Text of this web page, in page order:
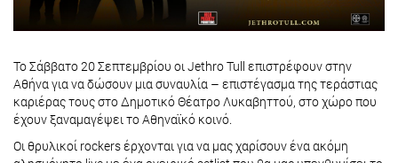
Το Σάββατο 20 Σεπτεμβρίου οι Jethro Tull επιστρέφουν στην
Αθήνα για να δώσουν μια συναυλία – επιστέγασμα της τεράστιας
καριέρας τους στο Δημοτικό Θέατρο Λυκαβηττού, στο χώρο που
έχουν ξαναμαγέψει το Αθηναϊκό κοινό.
Οι θρυλικοί rockers έρχονται για να μας χαρίσουν ένα ακόμη